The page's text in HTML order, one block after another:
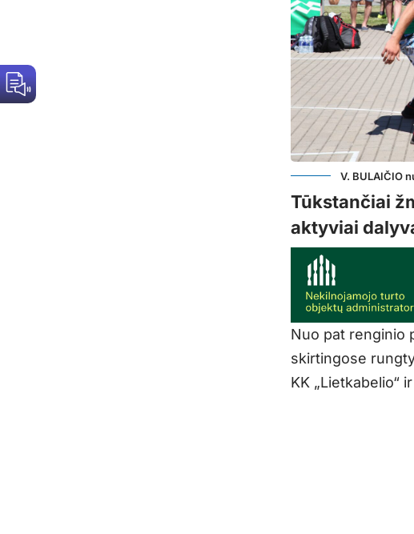
V. BULAIČIO
Tūkstančiai
aktyviai
Nuo pat renginio
skirtingose
KK „Lietkabelio“